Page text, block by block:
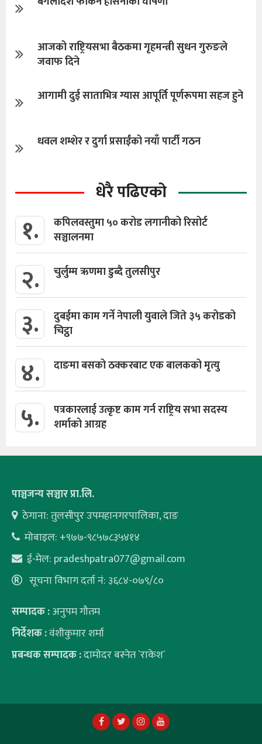
आजको राष्ट्रियसभा बैठकमा गृहमन्त्री सुधन गुरुङले
जवाफ दिने
आगामी दुई साताभित्र ग्यास आपूर्ति पूर्णरूपमा सहज हुने
धवल शम्शेर र दुर्गा प्रसाईंको नयाँ पार्टी गठन
धेरै पढिएको
१.
कपिलवस्तुमा ५० करोड लगानीको रिसोर्ट
सञ्चालनमा
२. चुर्लुम्म ऋणमा डुब्दै तुलसीपुर
३.
दुबईमा काम गर्ने नेपाली युवाले जिते ३५ करोडको
चिट्ठा
४. दाङमा बसको ठक्करबाट एक बालकको मृत्यु
५.
पत्रकारलाई उत्कृष्ट काम गर्न राष्ट्रिय सभा सदस्य
शर्माको आग्रह
पाञ्चजन्य सञ्चार प्रा.लि.
ठेगाना: तुलसीपुर उपमहानगरपालिका, दाङ
मोबाइल: +९७७-९८५७८३५४१४
ई-मेल: pradeshpatra077@gmail.com
सूचना विभाग दर्ता नं: ३६८४-०७९/८०
सम्पादक :अनुपम गौतम
निर्देशक :वंशीकुमार शर्मा
प्रबन्धक सम्पादक :दामोदर बस्नेत `राकेश´